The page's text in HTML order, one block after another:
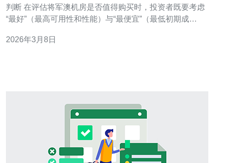
判断 在评估将军澳机房是否值得购买时，投资者既要考虑
“最好”（最高可用性和性能）与“最便宜”（最低初期成
载大量服务器和高密度计算负载的机房，单看价格会遗漏
2026年3月8日